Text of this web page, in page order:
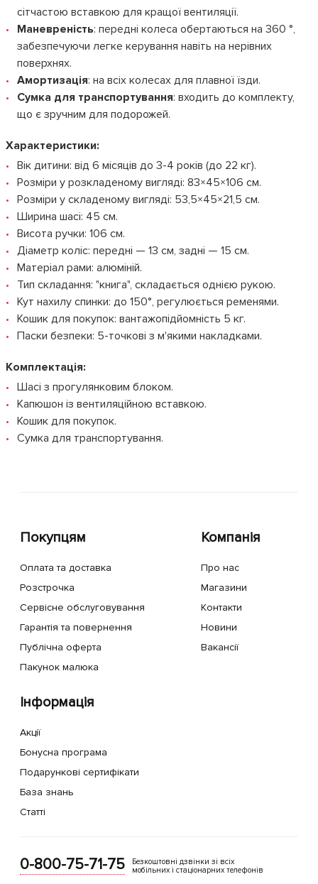
сітчастою вставкою для кращої вентиляції.
Маневреність: передні колеса обертаються на 360 °,
забезпечуючи легке керування навіть на нерівних
поверхнях.
Амортизація: на всіх колесах для плавної їзди.
Сумка для транспортування: входить до комплекту,
що є зручним для подорожей.
Характеристики:
Вік дитини: від 6 місяців до 3-4 років (до 22 кг).
Розміри у розкладеному вигляді: 83×45×106 см.
Розміри у складеному вигляді: 53,5×45×21,5 см.
Ширина шасі: 45 см.
Висота ручки: 106 см.
Діаметр коліс: передні — 13 см, задні — 15 см.
Матеріал рами: алюміній.
Тип складання: "книга", складається однією рукою.
Кут нахилу спинки: до 150°, регулюється ременями.
Кошик для покупок: вантажопідйомність 5 кг.
Паски безпеки: 5-точкові з м'якими накладками.
Комплектація:
Шасі з прогулянковим блоком.
Капюшон із вентиляційною вставкою.
Кошик для покупок.
Сумка для транспортування.
Покупцям
Оплата та доставка
Розстрочка
Сервісне обслуговування
Гарантія та повернення
Публічна оферта
Пакунок малюка
Компанія
Про нас
Магазини
Контакти
Новини
Вакансії
Інформація
Акції
Бонусна програма
Подарункові сертифікати
База знань
Статті
0-800-75-71-75
Безкоштовні дзвінки зі всіх
мобільних і стаціонарних телефонів